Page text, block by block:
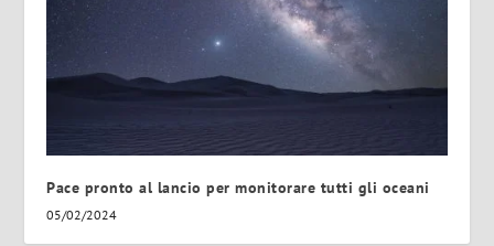
Pace pronto al lancio per monitorare tutti gli oceani
05/02/2024